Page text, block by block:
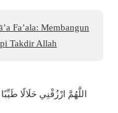
Fa’ala: Membangun
Takdir Allah
اللَّهُمَّ ارْزُقْنِي حَلَالًا